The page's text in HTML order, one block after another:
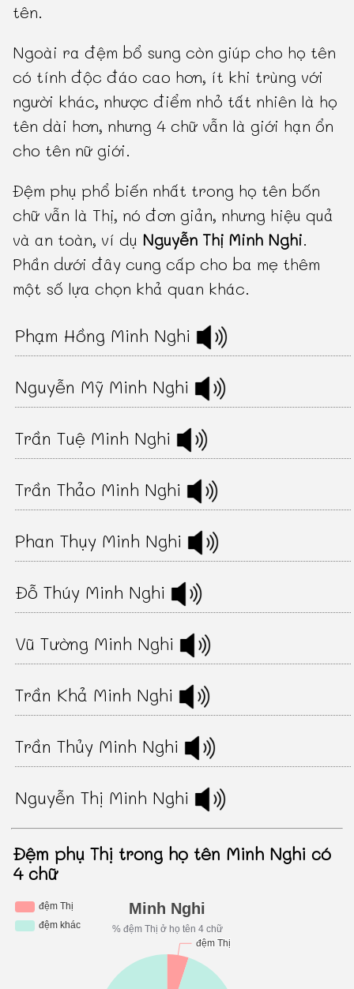
tên.
Ngoài ra đệm bổ sung còn giúp cho họ tên
có tính độc đáo cao hơn, ít khi trùng với
người khác, nhược điểm nhỏ tất nhiên là họ
tên dài hơn, nhưng 4 chữ vẫn là giới hạn ổn
cho tên nữ giới.
Đệm phụ phổ biến nhất trong họ tên bốn
chữ vẫn là Thị, nó đơn giản, nhưng hiệu quả
và an toàn, ví dụ Nguyễn Thị Minh Nghi.
Phần dưới đây cung cấp cho ba mẹ thêm
một số lựa chọn khả quan khác.
Phạm Hồng Minh Nghi
Nguyễn Mỹ Minh Nghi
Trần Tuệ Minh Nghi
Trần Thảo Minh Nghi
Phan Thụy Minh Nghi
Đỗ Thúy Minh Nghi
Vũ Tường Minh Nghi
Trần Khả Minh Nghi
Trần Thủy Minh Nghi
Nguyễn Thị Minh Nghi
Đệm phụ Thị trong họ tên Minh Nghi có
4 chữ